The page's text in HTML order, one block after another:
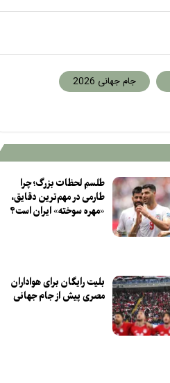
جام جهانی 2026
طلسمِ لحظات بزرگ؛ چرا
طارمی در مهم‌ترین دقایق،
«مهره سوخته» ایران است؟
بلیت رایگان برای هواداران
مصری پیش از جام جهانی